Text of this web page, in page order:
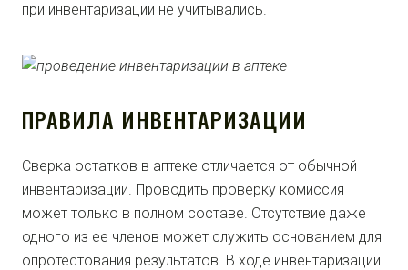
при инвентаризации не учитывались.
ПРАВИЛА ИНВЕНТАРИЗАЦИИ
Сверка остатков в аптеке отличается от обычной
инвентаризации. Проводить проверку комиссия
может только в полном составе. Отсутствие даже
одного из ее членов может служить основанием для
опротестования результатов. В ходе инвентаризации